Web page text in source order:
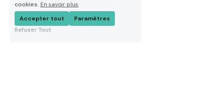
cookies. En savoir plus
Accepter tout
Paramètres
Refuser Tout